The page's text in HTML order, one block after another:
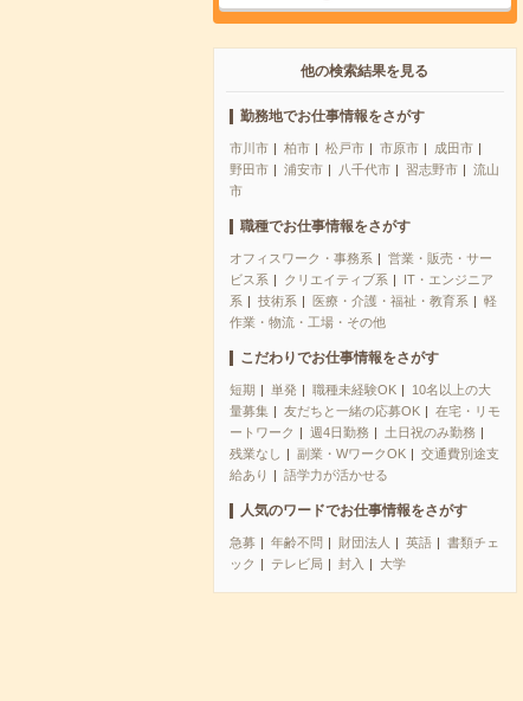
他の検索結果を見る
勤務地でお仕事情報をさがす
市川市 柏市 松戸市 市原市
成田市
野田市
浦安市 八千代市 習志野市
流山
市
職種でお仕事情報をさがす
オフィスワーク・事務系
営業・販売・サー
ビス系
クリエイティブ系
IT・エンジニア
系
技術系 医療・介護・福祉・教育系
軽
作業・物流・工場・その他
こだわりでお仕事情報をさがす
短期 単発 職種未経験OK
10名以上の大
量募集
友だちと一緒の応募OK
在宅・リモ
ートワーク
週4日勤務
土日祝のみ勤務
残業なし
副業・WワークOK
交通費別途支
給あり
語学力が活かせる
人気のワードでお仕事情報をさがす
急募 年齢不問 財団法人 英語
書類チェ
ック
テレビ局 封入 大学